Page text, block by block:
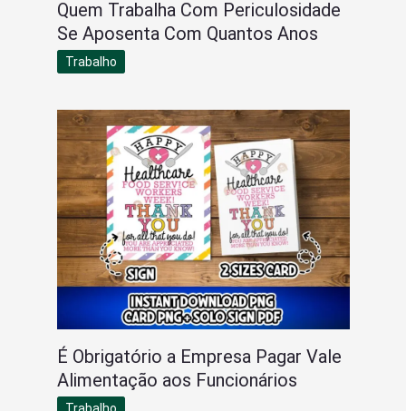
Quem Trabalha Com Periculosidade
Se Aposenta Com Quantos Anos
Trabalho
É Obrigatório a Empresa Pagar Vale
Alimentação aos Funcionários